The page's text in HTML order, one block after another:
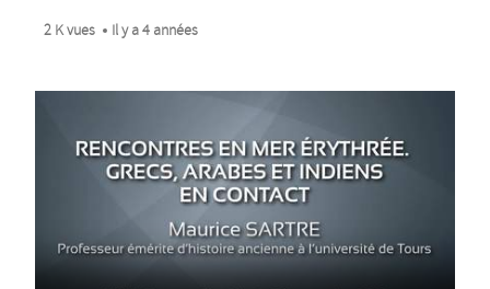
2 K vues Il y a 4 années